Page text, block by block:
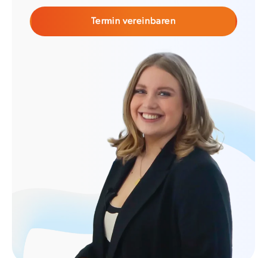
Termin vereinbaren